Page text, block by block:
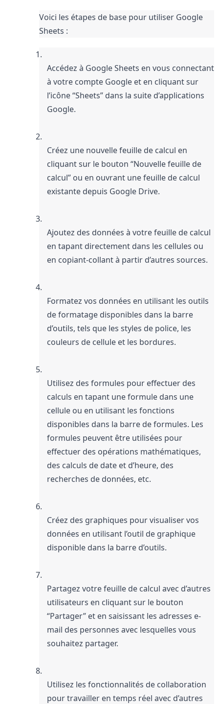
Voici les étapes de base pour utiliser Google
Sheets :
Accédez à Google Sheets en vous connectant
à votre compte Google et en cliquant sur
l’icône “Sheets” dans la suite d’applications
Google.
Créez une nouvelle feuille de calcul en
cliquant sur le bouton “Nouvelle feuille de
calcul” ou en ouvrant une feuille de calcul
existante depuis Google Drive.
Ajoutez des données à votre feuille de calcul
en tapant directement dans les cellules ou
en copiant-collant à partir d’autres sources.
Formatez vos données en utilisant les outils
de formatage disponibles dans la barre
d’outils, tels que les styles de police, les
couleurs de cellule et les bordures.
Utilisez des formules pour effectuer des
calculs en tapant une formule dans une
cellule ou en utilisant les fonctions
disponibles dans la barre de formules. Les
formules peuvent être utilisées pour
effectuer des opérations mathématiques,
des calculs de date et d’heure, des
recherches de données, etc.
Créez des graphiques pour visualiser vos
données en utilisant l’outil de graphique
disponible dans la barre d’outils.
Partagez votre feuille de calcul avec d’autres
utilisateurs en cliquant sur le bouton
“Partager” et en saisissant les adresses e-
mail des personnes avec lesquelles vous
souhaitez partager.
Utilisez les fonctionnalités de collaboration
pour travailler en temps réel avec d’autres